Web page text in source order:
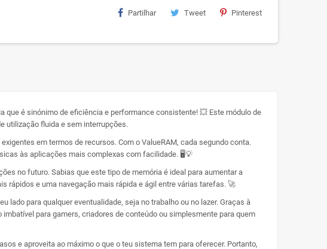
Partilhar Tweet Pinterest
que é sinónimo de eficiência e performance consistente! 💥 Este módulo de
utilização fluida e sem interrupções.
em termos de recursos. Com o ValueRAM, cada segundo conta.
às aplicações mais complexas com facilidade. 🖥️💡
no futuro. Sabias que este tipo de memória é ideal para aumentar a
rápidos e uma navegação mais rápida e ágil entre várias tarefas. 🚀
lado para qualquer eventualidade, seja no trabalho ou no lazer. Graças à
para gamers, criadores de conteúdo ou simplesmente para quem
e aproveita ao máximo o que o teu sistema tem para oferecer. Portanto,